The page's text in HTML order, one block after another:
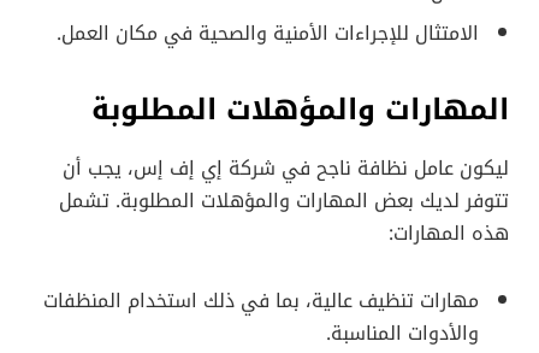
الامتثال للإجراءات الأمنية والصحية في مكان العمل.
المهارات والمؤهلات المطلوبة
ليكون عامل نظافة ناجح في شركة إي إف إس، يجب أن
تتوفر لديك بعض المهارات والمؤهلات المطلوبة. تشمل
هذه المهارات:
مهارات تنظيف عالية، بما في ذلك استخدام المنظفات
والأدوات المناسبة.